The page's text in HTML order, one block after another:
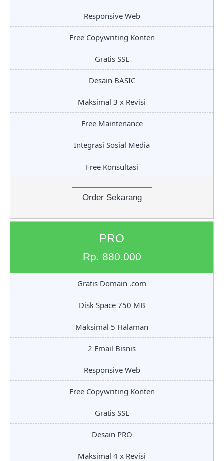
Responsive Web
Free Copywriting Konten
Gratis SSL
Desain BASIC
Maksimal 3 x Revisi
Free Maintenance
Integrasi Sosial Media
Free Konsultasi
Order Sekarang
PRO
Rp. 880.000
Gratis Domain .com
Disk Space 750 MB
Maksimal 5 Halaman
2 Email Bisnis
Responsive Web
Free Copywriting Konten
Gratis SSL
Desain PRO
Maksimal 4 x Revisi